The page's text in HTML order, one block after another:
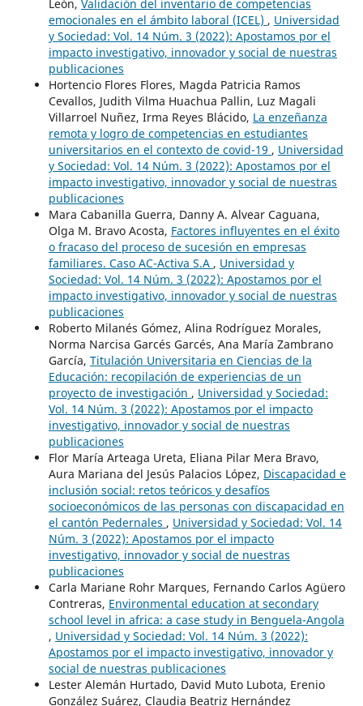
León, Validación del inventario de competencias
emocionales en el ámbito laboral (ICEL) , Universidad
y Sociedad: Vol. 14 Núm. 3 (2022): Apostamos por el
impacto investigativo, innovador y social de nuestras
publicaciones
Hortencio Flores Flores, Magda Patricia Ramos
Cevallos, Judith Vilma Huachua Pallin, Luz Magali
Villarroel Nuñez, Irma Reyes Blácido, La enzeñanza
remota y logro de competencias en estudiantes
universitarios en el contexto de covid-19 , Universidad
y Sociedad: Vol. 14 Núm. 3 (2022): Apostamos por el
impacto investigativo, innovador y social de nuestras
publicaciones
Mara Cabanilla Guerra, Danny A. Alvear Caguana,
Olga M. Bravo Acosta, Factores influyentes en el éxito
o fracaso del proceso de sucesión en empresas
familiares. Caso AC-Activa S.A , Universidad y
Sociedad: Vol. 14 Núm. 3 (2022): Apostamos por el
impacto investigativo, innovador y social de nuestras
publicaciones
Roberto Milanés Gómez, Alina Rodríguez Morales,
Norma Narcisa Garcés Garcés, Ana María Zambrano
García, Titulación Universitaria en Ciencias de la
Educación: recopilación de experiencias de un
proyecto de investigación , Universidad y Sociedad:
Vol. 14 Núm. 3 (2022): Apostamos por el impacto
investigativo, innovador y social de nuestras
publicaciones
Flor María Arteaga Ureta, Eliana Pilar Mera Bravo,
Aura Mariana del Jesús Palacios López, Discapacidad e
inclusión social: retos teóricos y desafíos
socioeconómicos de las personas con discapacidad en
el cantón Pedernales , Universidad y Sociedad: Vol. 14
Núm. 3 (2022): Apostamos por el impacto
investigativo, innovador y social de nuestras
publicaciones
Carla Mariane Rohr Marques, Fernando Carlos Agüero
Contreras, Environmental education at secondary
school level in africa: a case study in Benguela-Angola
, Universidad y Sociedad: Vol. 14 Núm. 3 (2022):
Apostamos por el impacto investigativo, innovador y
social de nuestras publicaciones
Lester Alemán Hurtado, David Muto Lubota, Erenio
González Suárez, Claudia Beatriz Hernández